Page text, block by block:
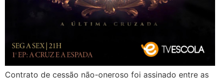
Contrato de cessão não-oneroso foi assinado entre as